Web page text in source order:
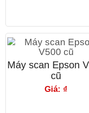
Máy scan Epson
cũ
Giá: ₫